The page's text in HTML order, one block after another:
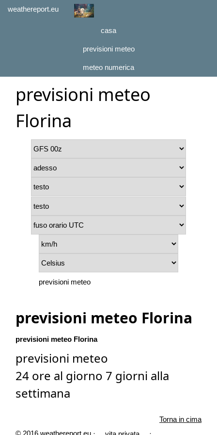
weathereport.eu
casa
previsioni meteo
meteo numerica
previsioni meteo
Florina
previsioni meteo
previsioni meteo Florina
previsioni meteo Florina
previsioni meteo
24 ore al giorno 7 giorni alla
settimana
Torna in cima